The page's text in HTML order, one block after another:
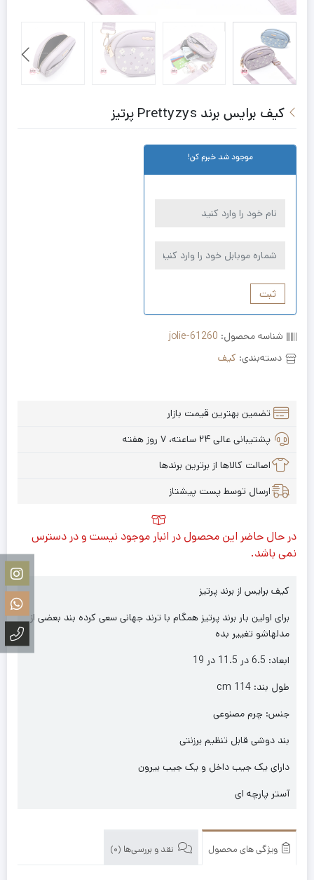
کیف برایس برند Prettyzys پرتیز
موجود شد خبرم کن!
ثبت
شناسه محصول: jolie-61260
دسته‌بندی: کیف
تضمین بهترین قیمت بازار
پشتیبانی عالی ۲۴ ساعته، ۷ روز هفته
اصالت کالاها از برترین برندها
ارسال توسط پست پیشتاز
در حال حاضر این محصول در انبار موجود نیست و در دسترس
نمی باشد.
کیف برایس از برند پرتیز
برای اولین بار برند پرتیز همگام با ترند جهانی سعی کرده بند بعضی از
مدلهاشو تغییر بده
ابعاد: 6.5 در 11.5 در 19
طول بند: 114 cm
جنس: چرم مصنوعی
بند دوشی قابل تنظیم برزنتی
دارای یک جیب داخل و یک جیب بیرون
آستر پارچه ای
ویژگی های محصول نقد و بررسی‌ها (0)